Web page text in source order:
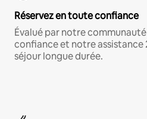
Réservez en toute confiance
Évalué par notre
confiance et notre
séjour longue durée.